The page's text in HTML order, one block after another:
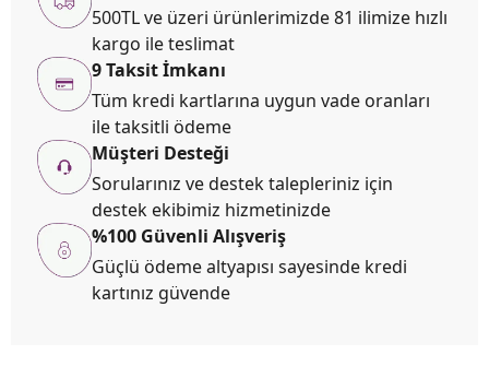
500TL ve üzeri ürünlerimizde 81 ilimize hızlı
kargo ile teslimat
9 Taksit İmkanı
Tüm kredi kartlarına uygun vade oranları
ile taksitli ödeme
Müşteri Desteği
Sorularınız ve destek talepleriniz için
destek ekibimiz hizmetinizde
%100 Güvenli Alışveriş
Güçlü ödeme altyapısı sayesinde kredi
kartınız güvende